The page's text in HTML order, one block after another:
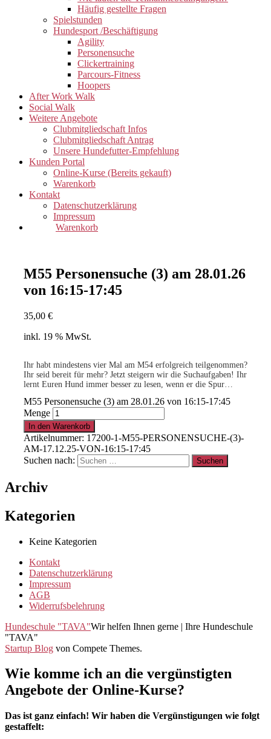
Häufig gestellte Fragen
Spielstunden
Hundesport /Beschäftigung
Agility
Personensuche
Clickertraining
Parcours-Fitness
Hoopers
After Work Walk
Social Walk
Weitere Angebote
Clubmitgliedschaft Infos
Clubmitgliedschaft Antrag
Unsere Hundefutter-Empfehlung
Kunden Portal
Online-Kurse (Bereits gekauft)
Warenkorb
Kontakt
Datenschutzerklärung
Impressum
Warenkorb
M55 Personensuche (3) am 28.01.26
von 16:15-17:45
35,00 €
inkl. 19 % MwSt.
Ihr habt mindestens vier Mal am M54 erfolgreich teilgenommen?
Ihr seid bereit für mehr? Jetzt steigern wir die Suchaufgaben! Ihr
lernt Euren Hund immer besser zu lesen, wenn er die Spur
-geringe Teilnehmerzahl-
.
15% für Clubmitglieder!Infohier
.
Clubmitglied werden ?
M55 Personensuche (3) am 28.01.26 von 16:15-17:45
Menge
In den Warenkorb
Artikelnummer: 17200-1-M55-PERSONENSUCHE-(3)-
AM-17.12.25-VON-16:15-17:45
Suchen nach:
Archiv
Kategorien
Keine Kategorien
Kontakt
Datenschutzerklärung
Impressum
AGB
Widerrufsbelehrung
Hundeschule "TAVA"Wir helfen Ihnen gerne | Ihre Hundeschule
"TAVA"
Startup Blog von Compete Themes.
Wie komme ich an die vergünstigten
Angebote der Online-Kurse?
Das ist ganz einfach! Wir haben die Vergünstigungen wie folgt
gestaffelt: